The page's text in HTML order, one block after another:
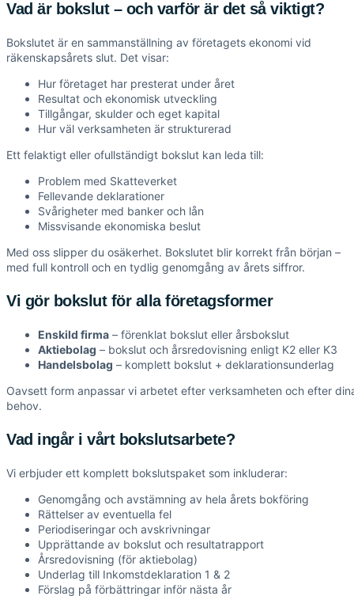
Vad är bokslut – och varför är det så viktigt?
Bokslutet är en sammanställning av företagets ekonomi vid
räkenskapsårets slut. Det visar:
Hur företaget har presterat under året
Resultat och ekonomisk utveckling
Tillgångar, skulder och eget kapital
Hur väl verksamheten är strukturerad
Ett felaktigt eller ofullständigt bokslut kan leda till:
Problem med Skatteverket
Fellevande deklarationer
Svårigheter med banker och lån
Missvisande ekonomiska beslut
Med oss slipper du osäkerhet. Bokslutet blir korrekt från början –
med full kontroll och en tydlig genomgång av årets siffror.
Vi gör bokslut för alla företagsformer
Enskild firma – förenklat bokslut eller årsbokslut
Aktiebolag – bokslut och årsredovisning enligt K2 eller K3
Handelsbolag – komplett bokslut + deklarationsunderlag
Oavsett form anpassar vi arbetet efter verksamheten och efter
behov.
Vad ingår i vårt bokslutsarbete?
Vi erbjuder ett komplett bokslutspaket som inkluderar:
Genomgång och avstämning av hela årets bokföring
Rättelser av eventuella fel
Periodiseringar och avskrivningar
Upprättande av bokslut och resultatrapport
Årsredovisning (för aktiebolag)
Underlag till Inkomstdeklaration 1 & 2
Förslag på förbättringar inför nästa år